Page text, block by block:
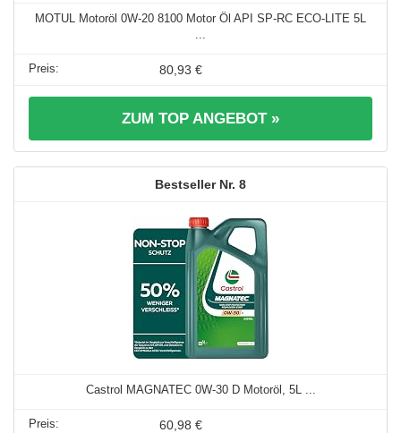
MOTUL Motoröl 0W-20 8100 Motor Öl API SP-RC ECO-LITE 5L
80,93 €
ZUM TOP ANGEBOT »
8
Castrol MAGNATEC 0W-30 D Motoröl, 5L ...
60,98 €